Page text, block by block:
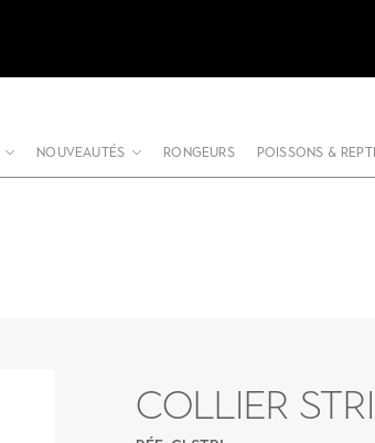
NOUVEAUTÉS RONGEURS POISSONS &
COLLIER